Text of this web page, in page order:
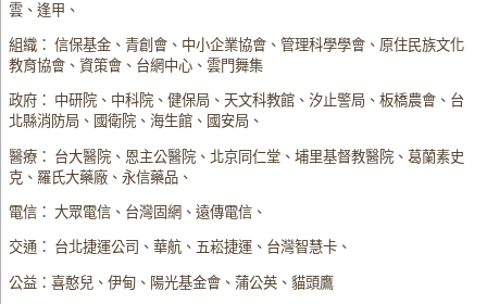
雲、逢甲、
組織： 信保基金、青創會、中小企業協會、管理科學學會、原住民族文化
教育協會、資策會、台網中心、雲門舞集
政府： 中研院、中科院、健保局、天文科教館、汐止警局、板橋農會、台
北縣消防局、國衛院、海生館、國安局、
醫療： 台大醫院、恩主公醫院、北京同仁堂、埔里基督教醫院、葛蘭素史
克、羅氏大藥廠、永信藥品、
電信： 大眾電信、台灣固網、遠傳電信、
交通： 台北捷運公司、華航、五崧捷運、台灣智慧卡、
公益：喜憨兒、伊甸、陽光基金會、蒲公英、貓頭鷹